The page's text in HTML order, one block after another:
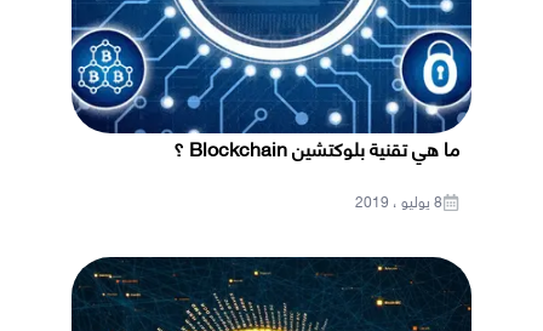
ما هي تقنية بلوكتشين Blockchain ؟
8 يوليو ، 2019